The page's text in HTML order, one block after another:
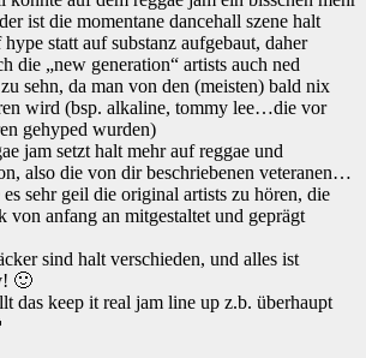
ist die momentane dancehall szene halt
statt auf substanz aufgebaut, daher
die „new generation“ artists auch ned
sehn, da man von den (meisten) bald nix
wird (bsp. alkaline, tommy lee…die vor
gehyped wurden)
jam setzt halt mehr auf reggae und
also die von dir beschriebenen veteranen…
sehr geil die original artists zu hören, die
von anfang an mitgestaltet und geprägt
sind halt verschieden, und alles ist
🙂
das keep it real jam line up z.b. überhaupt